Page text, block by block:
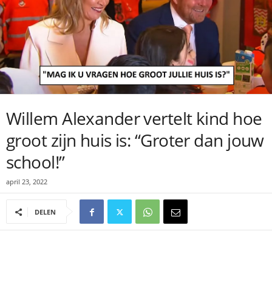
Willem Alexander vertelt kind hoe
groot zijn huis is: “Groter dan jouw
school!”
april 23, 2022
DELEN